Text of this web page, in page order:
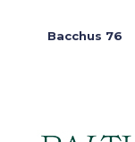
Bacchus 76